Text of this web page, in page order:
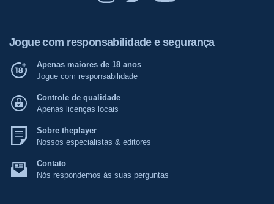
Jogue com responsabilidade e segurança
Apenas maiores de 18 anos
Jogue com responsabilidade
Controle de qualidade
Apenas licenças locais
Sobre theplayer
Nossos especialistas & editores
Contato
Nós respondemos às suas perguntas